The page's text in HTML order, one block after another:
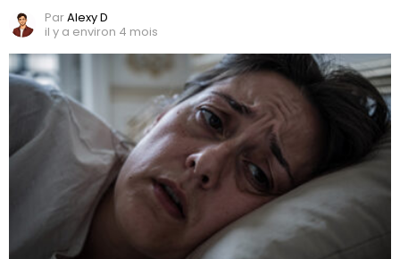
ParAlexy D
il y a environ 4 mois